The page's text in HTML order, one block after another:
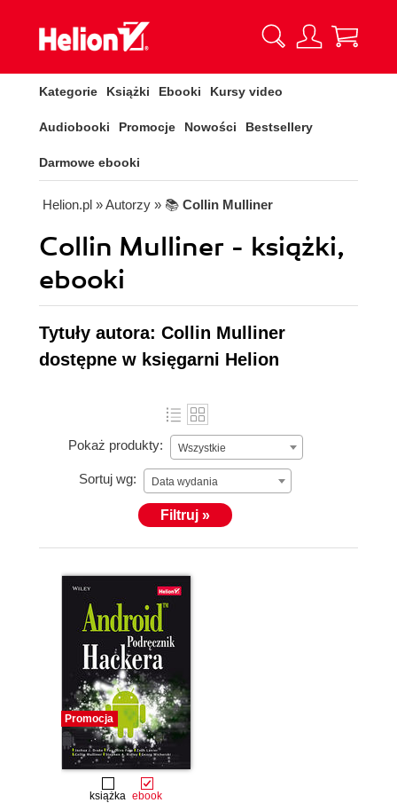
Kategorie Książki Ebooki Kursy video
Audiobooki Promocje Nowości Bestsellery
Darmowe ebooki
Helion.pl » Autorzy » 📚 Collin Mulliner
Collin Mulliner - książki,
ebooki
Tytuły autora: Collin Mulliner
dostępne w księgarni Helion
Pokaż produkty: Wszystkie
Sortuj wg: Data wydania
Filtruj »
Promocja
książka ebook